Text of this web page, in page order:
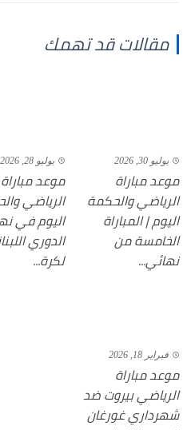
مقالات قد تهمك
يوليو 30, 2026
موعد مباراة
الرياضي والحكمة
اليوم | المباراة
الخامسة من
نهائي...
يوليو 28, 2026
موعد مباراة
الرياضي
اليوم في
الدوري
لكرة...
فبراير 18, 2026
موعد مباراة
الرياضي بيروت ضد
شهرداري غورغان